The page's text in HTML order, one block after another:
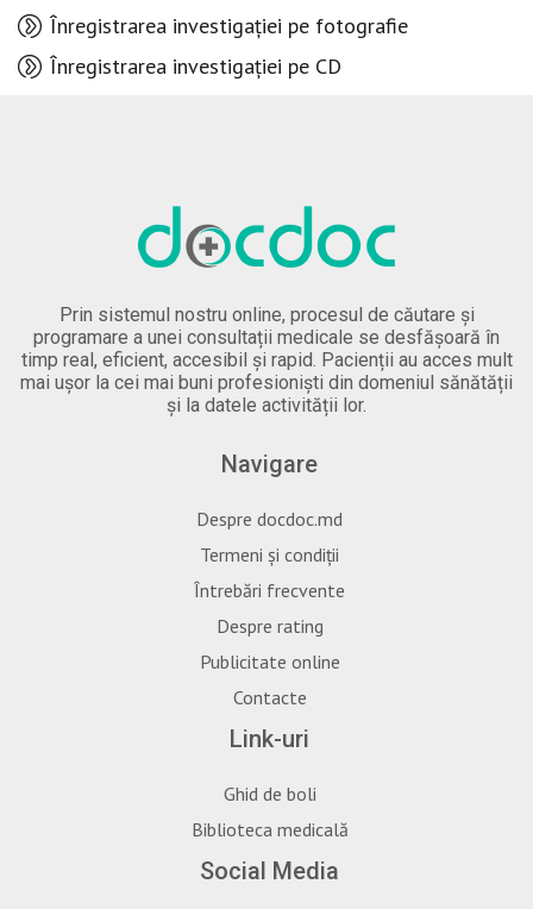
Înregistrarea investigației pe fotografie
Înregistrarea investigației pe CD
Prin sistemul nostru online, procesul de căutare și
programare a unei consultații medicale se desfășoară în
timp real, eficient, accesibil și rapid. Pacienții au acces mult
mai ușor la cei mai buni profesioniști din domeniul sănătății
și la datele activității lor.
Navigare
Despre docdoc.md
Termeni și condiții
Întrebări frecvente
Despre rating
Publicitate online
Contacte
Link-uri
Ghid de boli
Biblioteca medicală
Social Media